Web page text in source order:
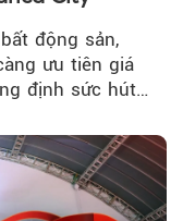
động sản,
ưu tiên giá
định sức hút